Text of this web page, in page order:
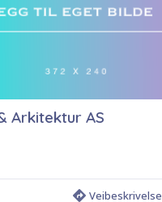
Arkitektur AS
Veibeskrivelse